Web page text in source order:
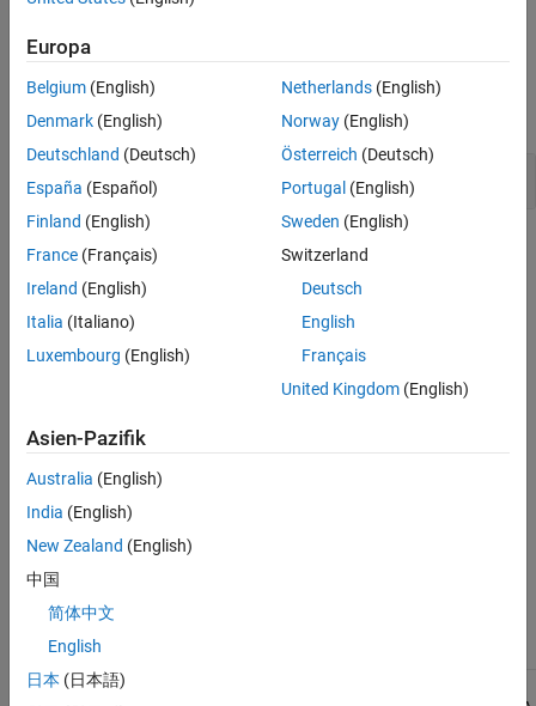
See Also
Examples
expand all
Check Information
Group:Unused code
Category:Advisory
AGC Category:Readability
Introduced in R2024a
See Also
Check MISRA C:2023 (-misra-c-2023)
Topics
Europa
Belgium (English)
Denmark (English)
Deutschland (Deutsch)
España (Español)
Finland (English)
France (Français)
Ireland (English)
Italia (Italiano)
Luxembourg (English)
Netherlands(English)
Norway(English)
Österreich (Deutsch)
Portugal (English)
Sweden (English)
Switzerland
Deutsch
English
Français
United Kingdom(English)
Asien-Pazifik
Australia (English)
India (English)
New Zealand (English)
中国
简体中文
English
日本 (日本語)